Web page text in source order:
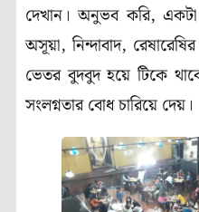
দেখান। অনুভব করি,
অসূয়া, নিন্দাবাদ,
ভেতর বুদবুদ হয়ে টিকে
সংলগ্নতার বোধ চারিয়ে দেয়।